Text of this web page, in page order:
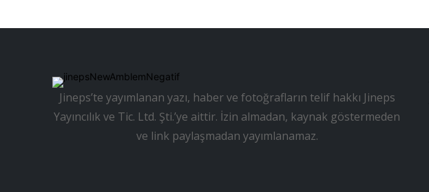
Jineps’te yayımlanan yazı, haber ve fotoğrafların telif hakkı Jineps
Yayıncılık ve Tic. Ltd. Şti.’ye aittir. İzin almadan, kaynak göstermeden
ve link paylaşmadan yayımlanamaz.